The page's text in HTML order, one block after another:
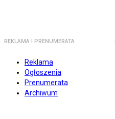
REKLAMA I PRENUMERATA
Reklama
Ogłoszenia
Prenumerata
Archiwum